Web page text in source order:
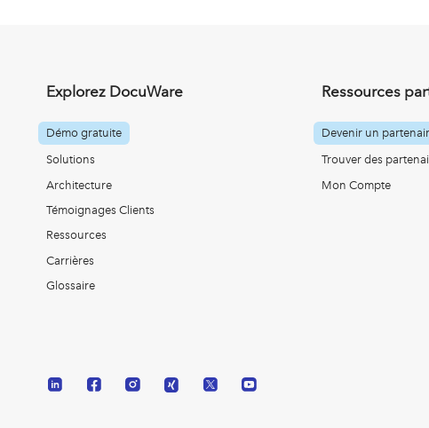
Explorez DocuWare
Démo gratuite
Solutions
Architecture
Témoignages Clients
Ressources
Carrières
Glossaire
Ressources
Devenir un
Trouver des
Mon Compte